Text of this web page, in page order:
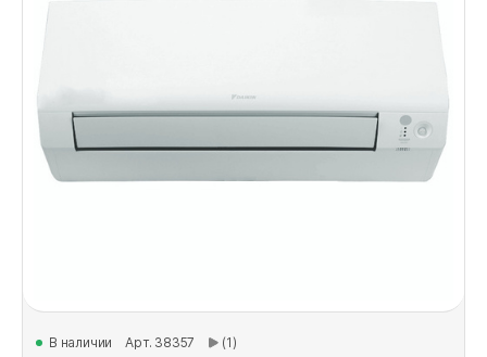
В наличии Арт. 38357 (1)